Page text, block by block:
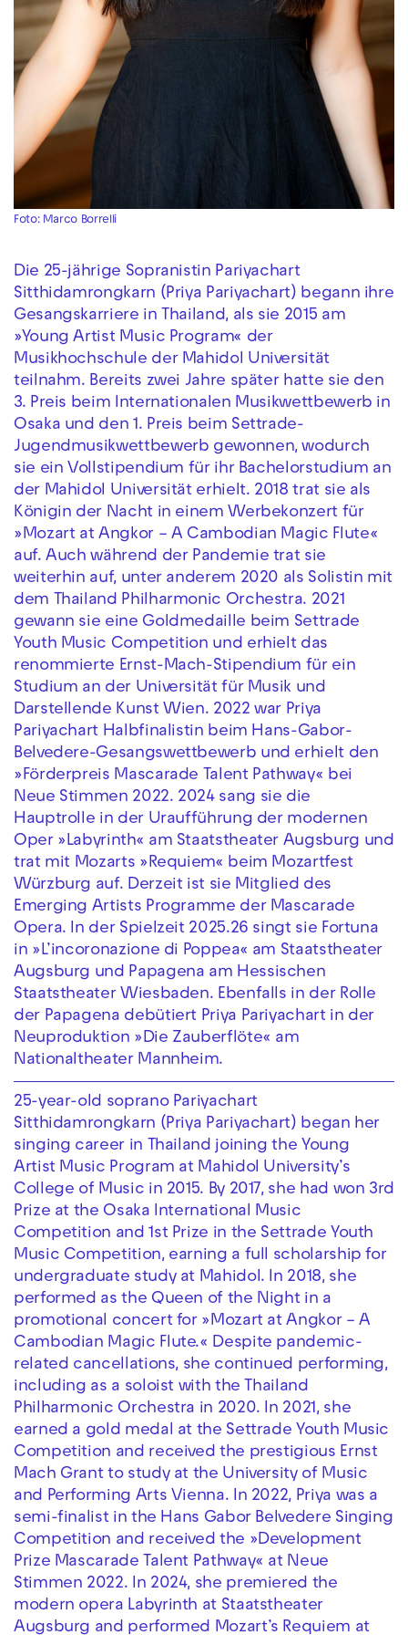
Foto: Marco Borrelli
Die 25-jährige Sopranistin Pariyachart
Sitthidamrongkarn (Priya Pariyachart) begann ihre
Gesangskarriere in Thailand, als sie 2015 am
»Young Artist Music Program« der
Musikhochschule der Mahidol Universität
teilnahm. Bereits zwei Jahre später hatte sie den
3. Preis beim Internationalen Musikwettbewerb in
Osaka und den 1. Preis beim Settrade-
Jugendmusikwettbewerb gewonnen, wodurch
sie ein Vollstipendium für ihr Bachelorstudium an
der Mahidol Universität erhielt. 2018 trat sie als
Königin der Nacht in einem Werbekonzert für
»Mozart at Angkor – A Cambodian Magic Flute«
auf. Auch während der Pandemie trat sie
weiterhin auf, unter anderem 2020 als Solistin mit
dem Thailand Philharmonic Orchestra. 2021
gewann sie eine Goldmedaille beim Settrade
Youth Music Competition und erhielt das
renommierte Ernst-Mach-Stipendium für ein
Studium an der Universität für Musik und
Darstellende Kunst Wien. 2022 war Priya
Pariyachart Halbfinalistin beim Hans-Gabor-
Belvedere-Gesangswettbewerb und erhielt den
»Förderpreis Mascarade Talent Pathway« bei
Neue Stimmen 2022. 2024 sang sie die
Hauptrolle in der Uraufführung der modernen
Oper »Labyrinth« am Staatstheater Augsburg und
trat mit Mozarts »Requiem« beim Mozartfest
Würzburg auf. Derzeit ist sie Mitglied des
Emerging Artists Programme der Mascarade
Opera. In der Spielzeit 2025.26 singt sie Fortuna
in »L’incoronazione di Poppea« am Staatstheater
Augsburg und Papagena am Hessischen
Staatstheater Wiesbaden. Ebenfalls in der Rolle
der Papagena debütiert Priya Pariyachart in der
Neuproduktion »Die Zauberflöte« am
Nationaltheater Mannheim.
25-year-old soprano Pariyachart
Sitthidamrongkarn (Priya Pariyachart) began her
singing career in Thailand joining the Young
Artist Music Program at Mahidol University’s
College of Music in 2015. By 2017, she had won 3rd
Prize at the Osaka International Music
Competition and 1st Prize in the Settrade Youth
Music Competition, earning a full scholarship for
undergraduate study at Mahidol. In 2018, she
performed as the Queen of the Night in a
promotional concert for »Mozart at Angkor – A
Cambodian Magic Flute.« Despite pandemic-
related cancellations, she continued performing,
including as a soloist with the Thailand
Philharmonic Orchestra in 2020. In 2021, she
earned a gold medal at the Settrade Youth Music
Competition and received the prestigious Ernst
Mach Grant to study at the University of Music
and Performing Arts Vienna. In 2022, Priya was a
semi-finalist in the Hans Gabor Belvedere Singing
Competition and received the »Development
Prize Mascarade Talent Pathway« at Neue
Stimmen 2022. In 2024, she premiered the
modern opera Labyrinth at Staatstheater
Augsburg and performed Mozart’s Requiem at